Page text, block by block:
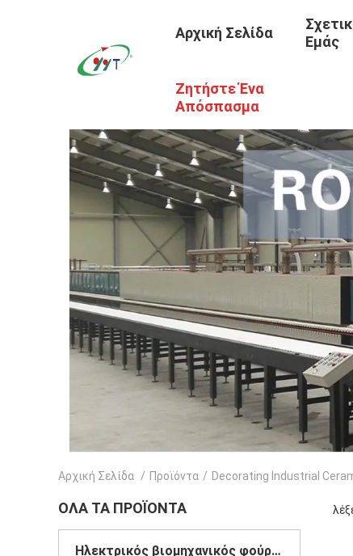
Αρχική Σελίδα
Εμάς
Ζητήστε Ένα
Απόσπασμα
Αρχική Σελίδα / Προϊόντα / Decorating Industrial
ΌΛΑ ΤΑ ΠΡΟΪΌΝΤΑ
Ηλεκτρικός βιομηχανικός φούρνος